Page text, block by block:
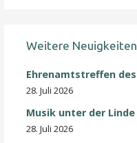
Weitere Neuigkeiten
Ehrenamtstreffen
28. Juli 2026
Musik unter der
28. Juli 2026